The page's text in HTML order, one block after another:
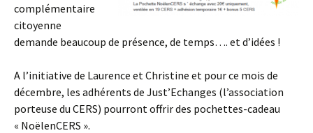
complémentaire
citoyenne
demande beaucoup de présence, de temps…. et d’idées !
A l’initiative de Laurence et Christine et pour ce mois de
décembre, les adhérents de Just’Echanges (l’association
porteuse du CERS) pourront offrir des pochettes-cadeau
« NoëlenCERS ».